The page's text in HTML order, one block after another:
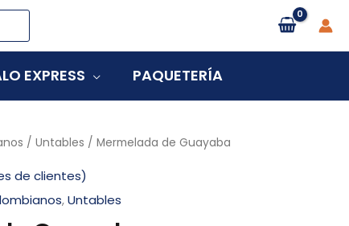
EXPRESS PAQUETERÍA
/Untables / Mermelada de Guayaba
de clientes)
,Untables